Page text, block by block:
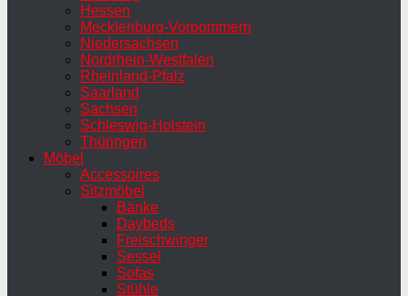
Hessen
Mecklenburg-Vorpommern
Niedersachsen
Nordrhein-Westfalen
Rheinland-Pfalz
Saarland
Sachsen
Schleswig-Holstein
Thüringen
Möbel
Accessoires
Sitzmöbel
Bänke
Daybeds
Freischwinger
Sessel
Sofas
Stühle